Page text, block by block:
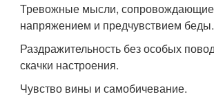
Тревожные мысли,
напряжением и предчувствием беды.
Раздражительность без особых
скачки настроения.
Чувство вины и самобичевание.